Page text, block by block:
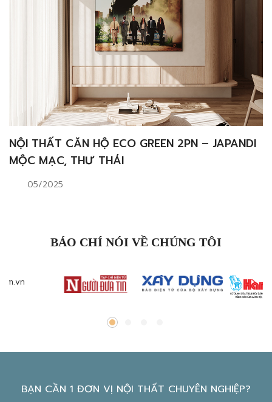
NỘI THẤT CĂN HỘ ECO GREEN 2PN – JAPANDI
MỘC MẠC, THƯ THÁI
05/2025
BÁO CHÍ NÓI VỀ CHÚNG TÔI
BẠN CẦN 1 ĐƠN VỊ NỘI THẤT CHUYÊN NGHIỆP?